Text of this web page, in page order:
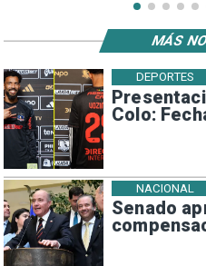
Colo:
DEPORTES
Senado
NACIONAL
MÁS